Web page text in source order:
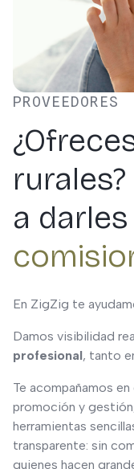
PROVEEDORES
a
En ZigZig te
Damos visibilidad
profesional, tanto
Te acompañamos
promoción y
herramientas
transparente: sin
quienes hacen